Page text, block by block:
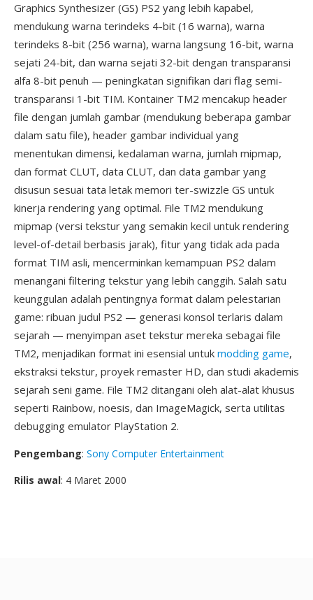
Graphics Synthesizer (GS) PS2 yang lebih kapabel,
mendukung warna terindeks 4-bit (16 warna), warna
terindeks 8-bit (256 warna), warna langsung 16-bit, warna
sejati 24-bit, dan warna sejati 32-bit dengan transparansi
alfa 8-bit penuh — peningkatan signifikan dari flag semi-
transparansi 1-bit TIM. Kontainer TM2 mencakup header
file dengan jumlah gambar (mendukung beberapa gambar
dalam satu file), header gambar individual yang
menentukan dimensi, kedalaman warna, jumlah mipmap,
dan format CLUT, data CLUT, dan data gambar yang
disusun sesuai tata letak memori ter-swizzle GS untuk
kinerja rendering yang optimal. File TM2 mendukung
mipmap (versi tekstur yang semakin kecil untuk rendering
level-of-detail berbasis jarak), fitur yang tidak ada pada
format TIM asli, mencerminkan kemampuan PS2 dalam
menangani filtering tekstur yang lebih canggih. Salah satu
keunggulan adalah pentingnya format dalam pelestarian
game: ribuan judul PS2 — generasi konsol terlaris dalam
sejarah — menyimpan aset tekstur mereka sebagai file
TM2, menjadikan format ini esensial untuk modding game,
ekstraksi tekstur, proyek remaster HD, dan studi akademis
sejarah seni game. File TM2 ditangani oleh alat-alat khusus
seperti Rainbow, noesis, dan ImageMagick, serta utilitas
debugging emulator PlayStation 2.
Pengembang: Sony Computer Entertainment
Rilis awal: 4 Maret 2000